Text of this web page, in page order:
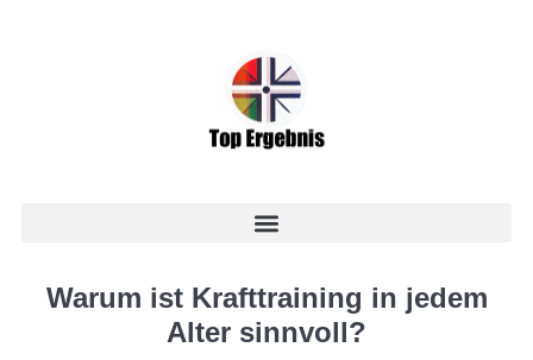
Warum ist Krafttraining in jedem
Alter sinnvoll?